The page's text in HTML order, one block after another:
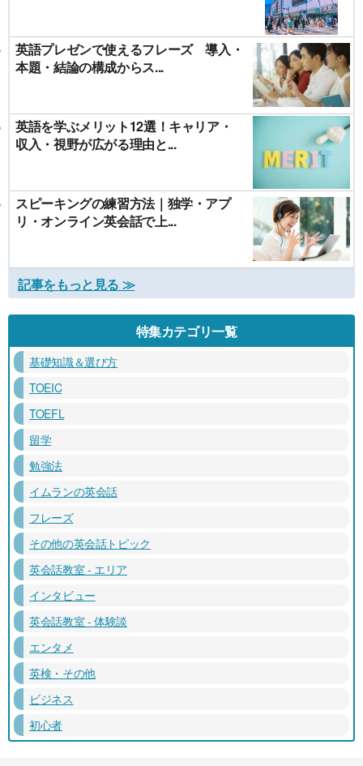
英語プレゼンで使えるフレーズ 導入・
本題・結論の構成からス...
英語を学ぶメリット12選！キャリア・
収入・視野が広がる理由と...
スピーキングの練習方法｜独学・アプ
リ・オンライン英会話で上...
記事をもっと見る ≫
特集カテゴリ一覧
基礎知識＆選び方
TOEIC
TOEFL
留学
勉強法
イムランの英会話
フレーズ
その他の英会話トピック
英会話教室 - エリア
インタビュー
英会話教室 - 体験談
エンタメ
英検・その他
ビジネス
初心者